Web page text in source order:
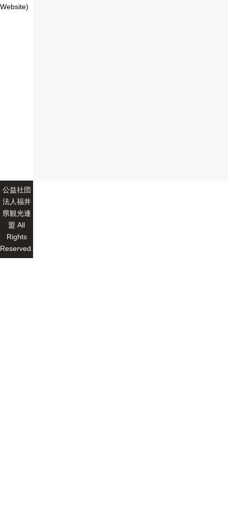
Website)
公益社団
法人福井
県観光連
盟 All
Rights
Reserved.